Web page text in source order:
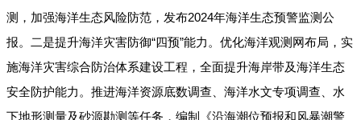
测，加强海洋生态风险防范，发布2024年海洋生态预警监测公
报。二是提升海洋灾害防御“四预”能力。优化海洋观测网布局，实
施海洋灾害综合防治体系建设工程，全面提升海岸带及海洋生态
安全防护能力。推进海洋资源底数调查、海洋水文专项调查、水
下地形测量及砂源勘测等任务，编制《沿海潮位预报和风暴潮警